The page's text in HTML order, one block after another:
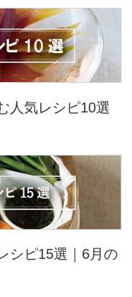
人気レシピ10選
シピ15選｜6月の